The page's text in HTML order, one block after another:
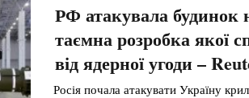
РФ атакувала
таємна розробка якої
від ядерної угоди –
Росія почала атакувати Україну